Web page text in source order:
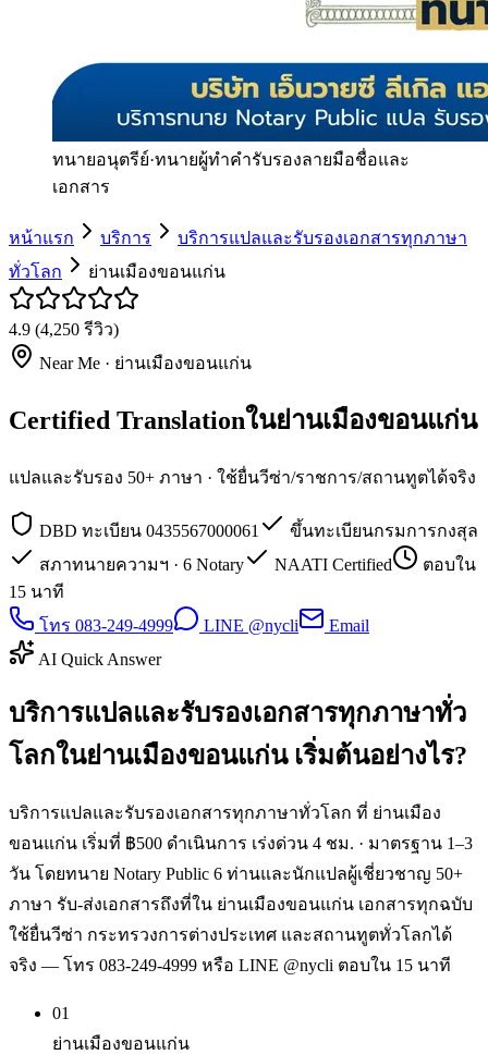
ทนายอนุตรีย์·ทนายผู้ทำคำรับรองลายมือชื่อและ
เอกสาร
หน้าแรก บริการ
บริการแปลและรับรองเอกสารทุกภาษา
ทั่วโลก
ย่านเมืองขอนแก่น
4.9 (4,250 รีวิว)
Near Me · ย่านเมืองขอนแก่น
Certified Translationในย่านเมืองขอนแก่น
แปลและรับรอง 50+ ภาษา · ใช้ยื่นวีซ่า/ราชการ/สถานทูตได้จริง
DBD ทะเบียน 0435567000061
ขึ้นทะเบียนกรมการกงสุล
สภาทนายความฯ · 6 Notary
NAATI Certified
ตอบใน
15 นาที
โทร 083-249-4999
LINE @nycli
Email
AI Quick Answer
บริการแปลและรับรองเอกสารทุกภาษาทั่ว
โลกในย่านเมืองขอนแก่น เริ่มต้นอย่างไร?
บริการแปลและรับรองเอกสารทุกภาษาทั่วโลก ที่ ย่านเมือง
ขอนแก่น เริ่มที่ ฿500 ดำเนินการ เร่งด่วน 4 ชม. · มาตรฐาน 1–3
วัน โดยทนาย Notary Public 6 ท่านและนักแปลผู้เชี่ยวชาญ 50+
ภาษา รับ-ส่งเอกสารถึงที่ใน ย่านเมืองขอนแก่น เอกสารทุกฉบับ
ใช้ยื่นวีซ่า กระทรวงการต่างประเทศ และสถานทูตทั่วโลกได้
จริง — โทร 083-249-4999 หรือ LINE @nycli ตอบใน 15 นาที
01
ย่านเมืองขอนแก่น